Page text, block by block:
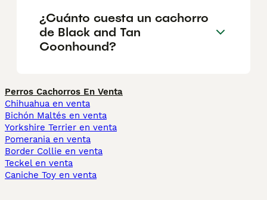
¿Cuánto cuesta un cachorro
de Black and Tan
Coonhound?
Perros Cachorros En Venta
Chihuahua en venta
Bichón Maltés en venta
Yorkshire Terrier en venta
Pomerania en venta
Border Collie en venta
Teckel en venta
Caniche Toy en venta